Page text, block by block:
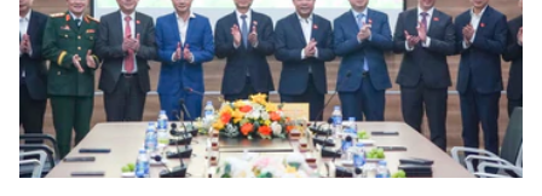
Tin tổng hợp
Tin địa phương
Sở hữu trí tuệ
Tiêu chuẩn, đo lường, chất lượng
Năng lượng nguyên tử
Infographic
Ảnh
Voice
Nhiệm vụ trọng tâm